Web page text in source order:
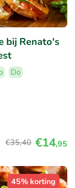
bij Renato's
Do
€35,40 €14,95
45% korting